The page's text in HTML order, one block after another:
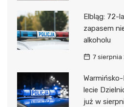
Elbląg: 72-
zapasem
alkoholu
7 sierpnia
lecie
już w